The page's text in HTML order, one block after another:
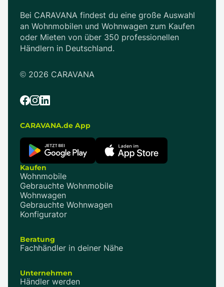
Bei CARAVANA findest du eine große Auswahl
an Wohnmobilen und Wohnwagen zum Kaufen
oder Mieten von über 350 professionellen
Händlern in Deutschland.
© 2026 CARAVANA
CARAVANA.de App
Kaufen
Wohnmobile
Gebrauchte Wohnmobile
Wohnwagen
Gebrauchte Wohnwagen
Konfigurator
Beratung
Fachhändler in deiner Nähe
Unternehmen
Händler werden